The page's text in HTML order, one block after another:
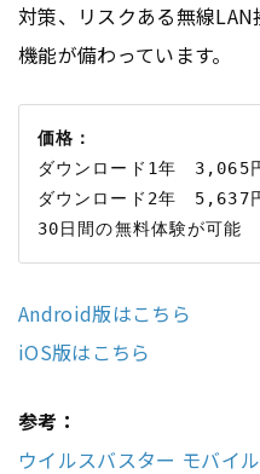
対策、リスクある無線
機能が備わっています。
価格：
ダウンロード1年　3,065
ダウンロード2年　5,637
Android版はこちら
iOS版はこちら
参考：
ウイルスバスター モバイ